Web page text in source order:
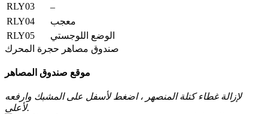
RLY03
–
RLY04
معجب
RLY05
الوضع اللوجستي
صندوق مصاهر حجرة المحرك
موقع صندوق المصاهر
لإزالة غطاء كتلة المنصهر ، اضغط لأسفل على المشبك وارفعه
لأعلى.